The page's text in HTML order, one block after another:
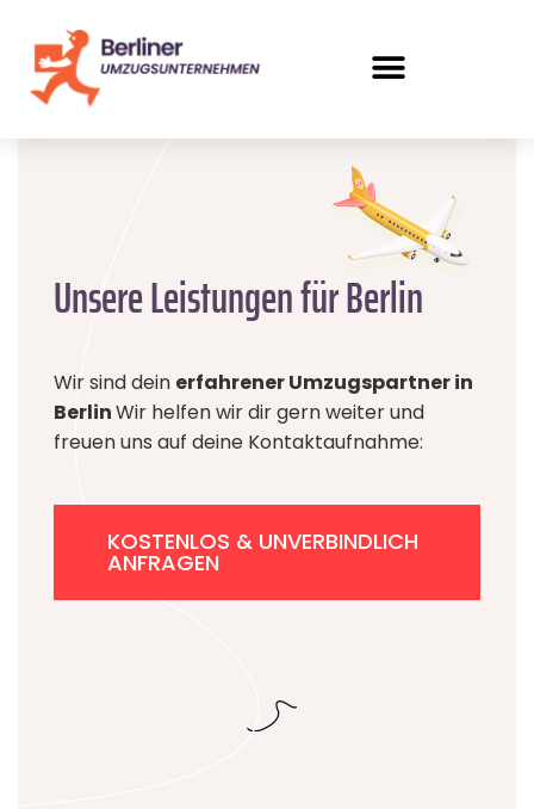
Unsere Leistungen für Berlin
Wir sind dein erfahrener Umzugspartner in
BerlinWir helfen wir dir gern weiter und
freuen uns auf deine Kontaktaufnahme:
KOSTENLOS & UNVERBINDLICH
ANFRAGEN